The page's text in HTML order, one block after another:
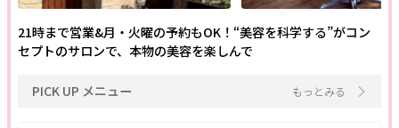
21時まで営業&月・火曜の予約もOK！“美容を科学する”がコン
セプトのサロンで、本物の美容を楽しんで
PICK UP メニュー もっとみる